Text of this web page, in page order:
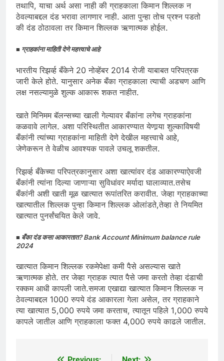
तथापि, याचा अर्थ असा नाही की ग्राहकाला किमान शिल्लक न
ठेवल्याबद्दल दंड भरावा लागणार नाही. आता पुन्हा तोच प्रश्न पडतो
की दंड ठोठावला तर किमान शिल्लक ऋणात्मक होईल.
■ ग्राहकांना माहिती देणे महत्त्वाचे आहे
भारतीय रिझर्व्ह बँकेने 20 नोव्हेंबर 2014 रोजी याबाबत परिपत्रक
जारी केले होते. यानुसार अनेक बँका ग्राहकाला त्याची अडचण आणि
लक्ष नसल्यामुळे शुल्क आकारू शकत नाहीत.
खाते मिनिमम बॅलन्सच्या खाली गेल्यावर बँकांना लगेच ग्राहकांना
कळवावे लागेल. अशा परिस्थितीत आकारण्यात येणार्‍या शुल्काविषयी
बँकांनी त्यांच्या ग्राहकांना माहिती देणे देखील महत्त्वाचे आहे,
जेणेकरून ते वेळीच आवश्यक पावले उचलू शकतील.
रिझर्व्ह बँकेच्या परिपत्रकानुसार अशा खात्यांवर दंड आकारण्याऐवजी
बँकांनी त्यांना दिल्या जाणाऱ्या सुविधांवर मर्यादा घालाव्यात.तसेच
बँकांनी अशी खाती मूळ खात्यात रूपांतरित करावीत. जेव्हा ग्राहकाच्या
खात्यातील शिल्लक पुन्हा किमान शिल्लक ओलांडते,तेव्हा ते नियमित
खात्यात पुनर्संचयित केले जावे.
■ बँका दंड कसा आकारतात? Bank Account Minimum balance rule
2024
खात्यात किमान शिल्लक रकमेपेक्षा कमी पैसे असल्यास खाते
ऋणात्मक होते. तर जेव्हा ग्राहक त्यात पैसे जमा करतो तेव्हा दंडाची
रक्कम आधी कापली जाते.समजा एखाद्या खात्यात किमान शिल्लक न
ठेवल्याबद्दल 1000 रुपये दंड आकारला गेला असेल, तर ग्राहकाने
त्या खात्यात 5,000 रुपये जमा करताच, त्यातून पहिले 1,000 रुपये
कापले जातील आणि ग्राहकाला फक्त 4,000 रुपये काढले जातील.